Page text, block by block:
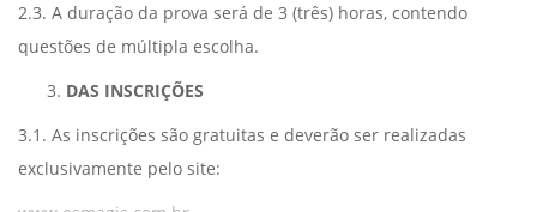
2.3. A duração da prova será de 3 (três) horas, contendo
questões de múltipla escolha.
DAS INSCRIÇÕES
3.1. As inscrições são gratuitas e deverão ser realizadas
exclusivamente pelo site: